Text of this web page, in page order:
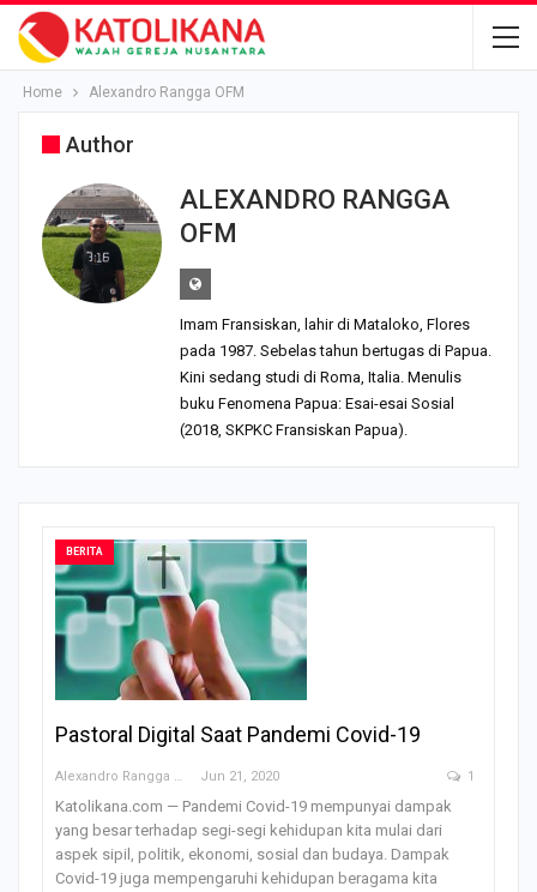
Home Alexandro Rangga OFM
Author
ALEXANDRO RANGGA
OFM
Imam Fransiskan, lahir di Mataloko, Flores
pada 1987. Sebelas tahun bertugas di Papua.
Kini sedang studi di Roma, Italia. Menulis
buku Fenomena Papua: Esai-esai Sosial
(2018, SKPKC Fransiskan Papua).
BERITA
Pastoral Digital Saat Pandemi Covid-19
Alexandro Rangga OFM Jun 21, 2020 1
Katolikana.com — Pandemi Covid-19 mempunyai dampak
yang besar terhadap segi-segi kehidupan kita mulai dari
aspek sipil, politik, ekonomi, sosial dan budaya. Dampak
Covid-19 juga mempengaruhi kehidupan beragama kita